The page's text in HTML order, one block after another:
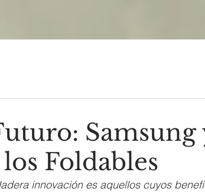
Samsung
Foldables
innovación es aquellos cuyos